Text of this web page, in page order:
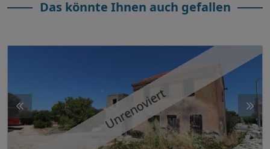
Das könnte Ihnen auch gefallen
Unrenoviert